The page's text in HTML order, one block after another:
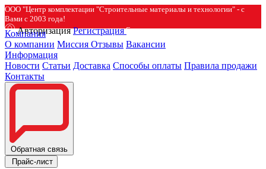
ООО "Центр комплектации "Строительные материалы и технологии" - с
Вами с 2003 года!
Авторизация Регистрация
Компания
О компании Миссия Отзывы Вакансии
Информация
Новости Статьи Доставка Способы оплаты Правила продажи
Контакты
Обратная связь
Прайс-лист